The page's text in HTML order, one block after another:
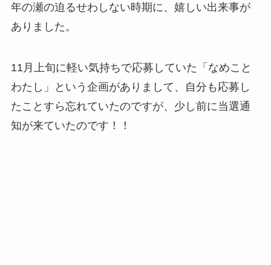
年の瀬の迫るせわしない時期に、嬉しい出来事が
ありました。
11月上旬に軽い気持ちで応募していた「なめこと
わたし」という企画がありまして、自分も応募し
たことすら忘れていたのですが、少し前に当選通
知が来ていたのです！！